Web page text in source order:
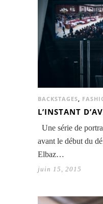
BACKSTAGES
L’INSTANT
Une série de
avant le début du
Elbaz…
juin 15, 2015